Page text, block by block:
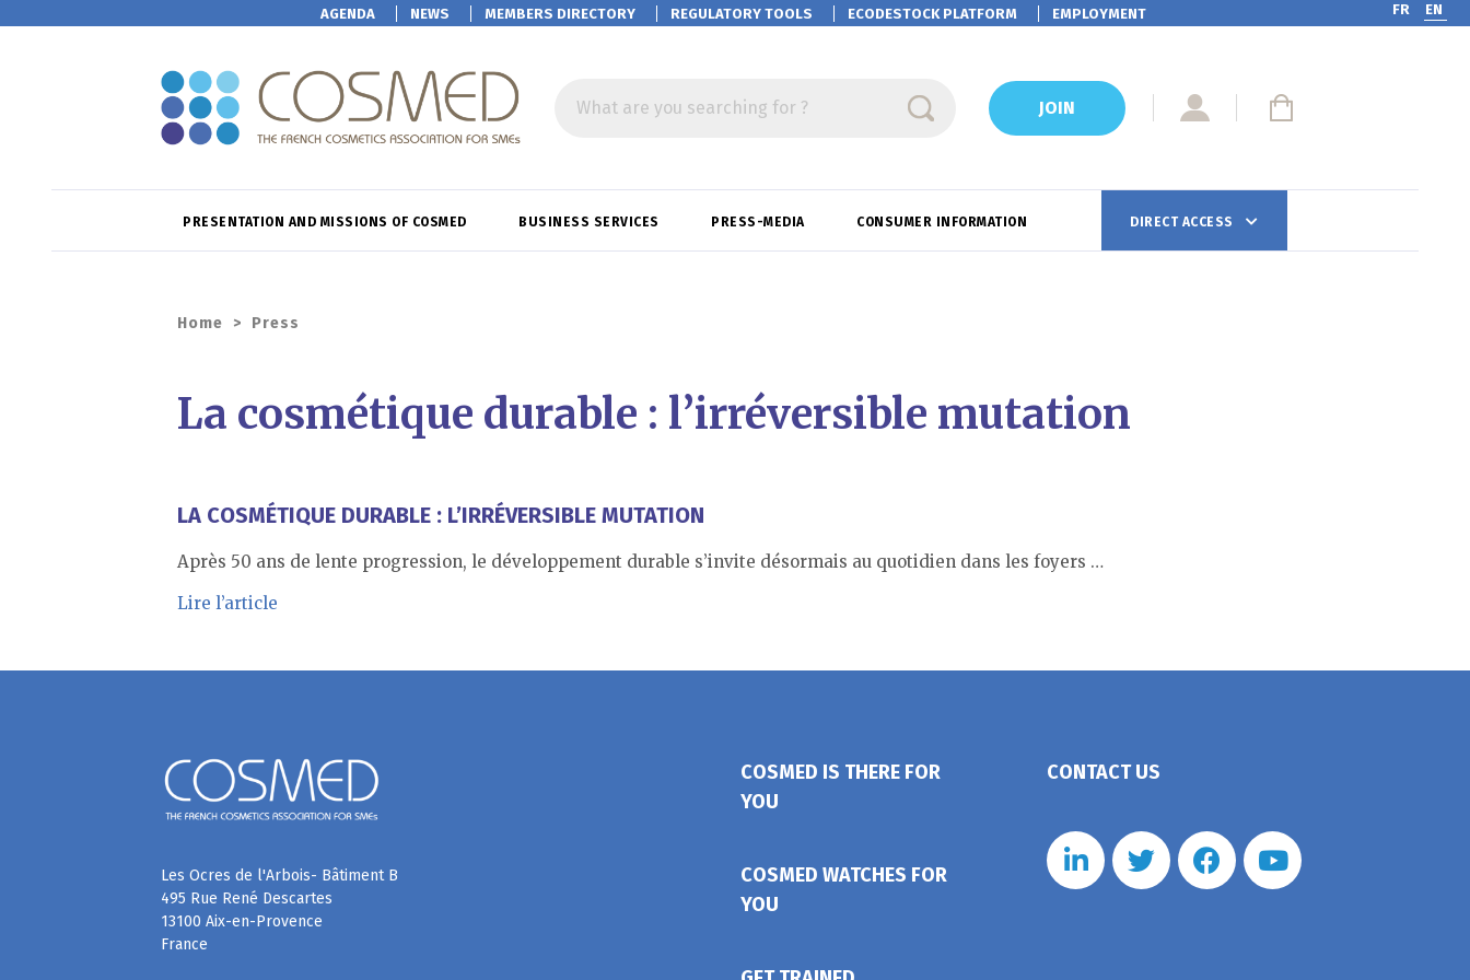
AGENDA NEWS MEMBERS DIRECTORY REGULATORY TOOLS ECODESTOCK PLATFORM EMPLOYMENT FR EN
What are you searching for ? JOIN
PRESENTATION AND MISSIONS OF COSMED BUSINESS SERVICES PRESS-MEDIA CONSUMER INFORMATION DIRECT ACCESS
Home > Press
La cosmétique durable : l’irréversible mutation
LA COSMÉTIQUE DURABLE : L’IRRÉVERSIBLE MUTATION
Après 50 ans de lente progression, le développement durable s’invite désormais au quotidien dans les foyers …
Lire l’article
Les Ocres de l'Arbois- Bâtiment B
495 Rue René Descartes
13100 Aix-en-Provence
France
COSMED IS THERE FOR
YOU
COSMED WATCHES FOR
YOU
CONTACT US